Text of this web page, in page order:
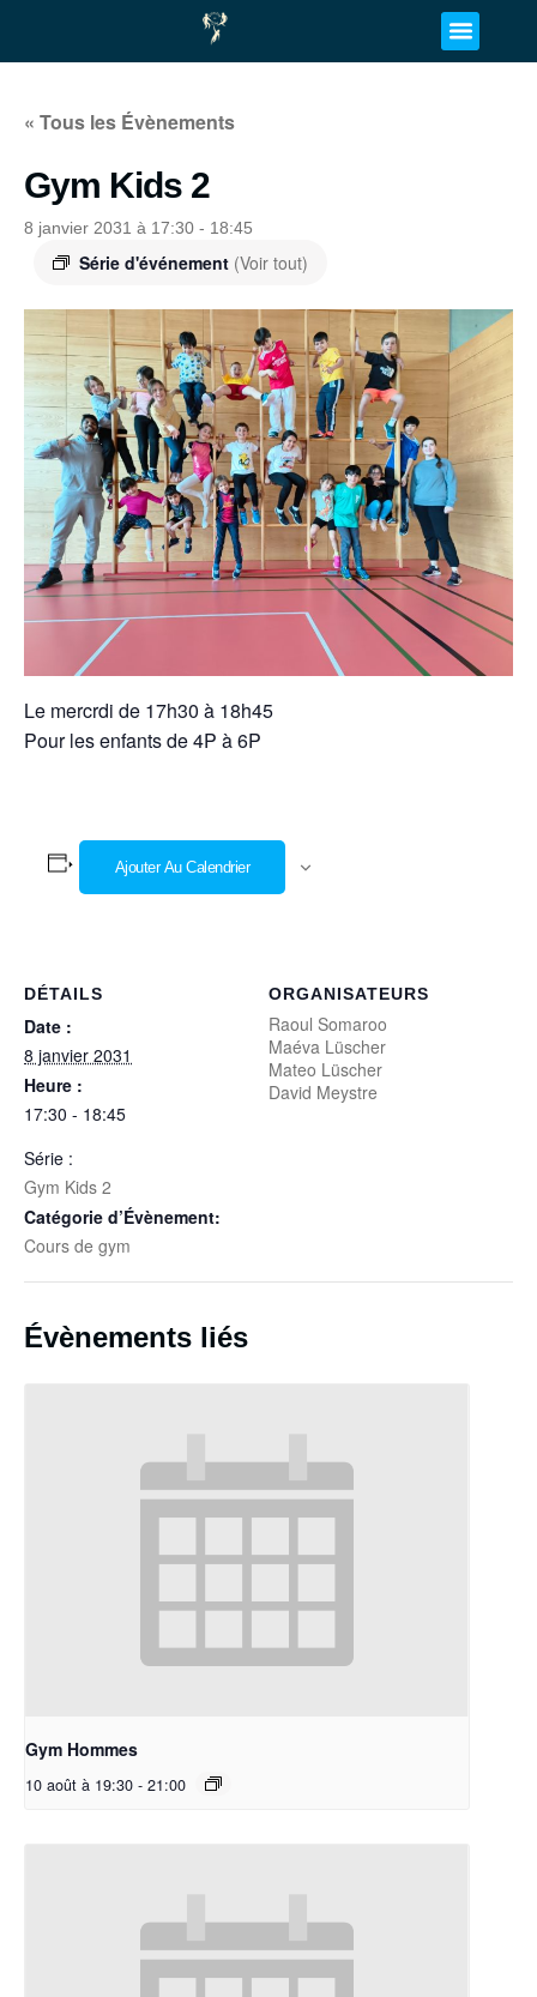
« Tous les Évènements
Gym Kids 2
8 janvier 2031 à 17:30 - 18:45
Série d'événement (Voir tout)
Le mercrdi de 17h30 à 18h45
Pour les enfants de 4P à 6P
Ajouter Au Calendrier
DÉTAILS
Date :
8 janvier 2031
Heure :
17:30 - 18:45
Série :
Gym Kids 2
Catégorie d’Évènement:
Cours de gym
ORGANISATEURS
Raoul Somaroo
Maéva Lüscher
Mateo Lüscher
David Meystre
Évènements liés
Gym Hommes
10 août à 19:30 - 21:00